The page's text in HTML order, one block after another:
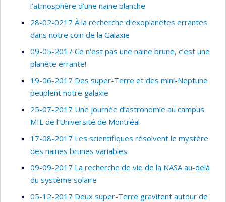
l’atmosphère d’une naine blanche
28-02-0217 À la recherche d'exoplanètes errantes
dans notre coin de la Galaxie
09-05-2017 Ce n’est pas une naine brune, c’est une
planète errante!
19-06-2017 Des super-Terre et des mini-Neptune
peuplent notre galaxie
25-07-2017 Une journée d’astronomie au campus
MIL de l’Université de Montréal
17-08-2017 Les scientifiques résolvent le mystère
des naines brunes variables
09-09-2017 La recherche de vie de la NASA au-delà
du système solaire
05-12-2017 Deux super-Terre gravitent autour de